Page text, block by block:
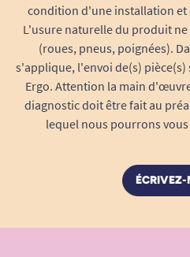
condition d'une installation
L'usure naturelle du produit
(roues, pneus, poignées).
s'applique, l'envoi de(s) pièce(s)
Ergo. Attention la main
diagnostic doit être fait au
lequel nous pourrons
ÉCRIVEZ-